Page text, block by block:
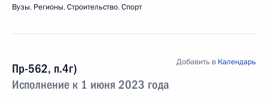
Вузы, Регионы,Строительство,Спорт
Пр-562, п.4г)
Исполнение к 1 июня 2023 года
Добавить в Календарь